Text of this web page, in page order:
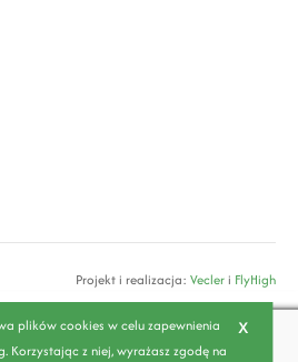
Projekt i realizacja: Vecler i FlyHigh
plików cookies w celu zapewnienia
Korzystając z niej, wyrażasz zgodę na
x